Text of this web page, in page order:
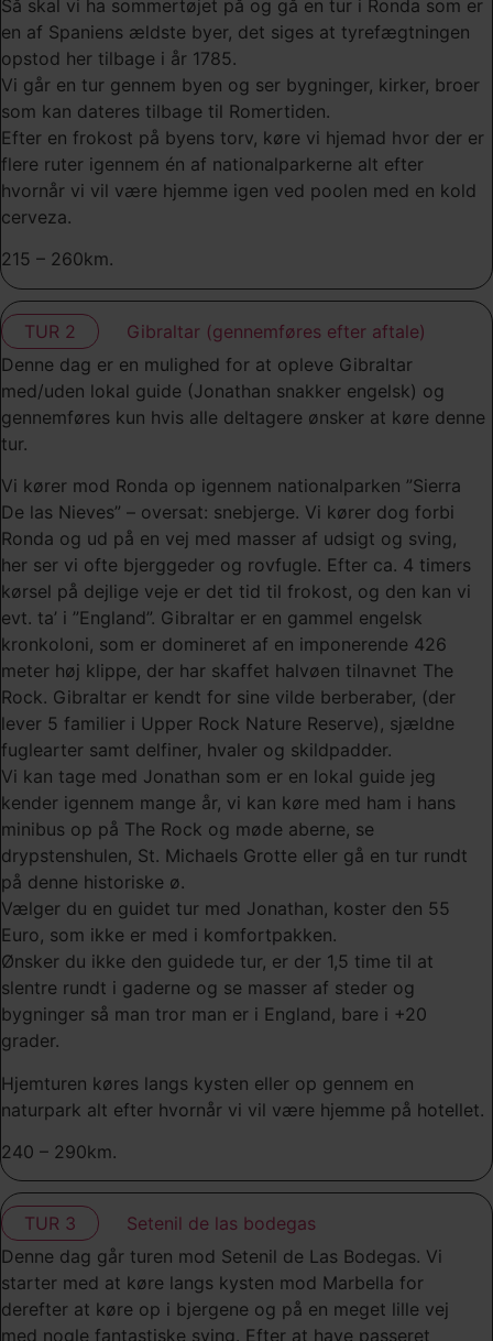
Så skal vi ha sommertøjet på og gå en tur i Ronda som er
en af Spaniens ældste byer, det siges at tyrefægtningen
opstod her tilbage i år 1785.
Vi går en tur gennem byen og ser bygninger, kirker, broer
som kan dateres tilbage til Romertiden.
Efter en frokost på byens torv, køre vi hjemad hvor der er
flere ruter igennem én af nationalparkerne alt efter
hvornår vi vil være hjemme igen ved poolen med en kold
cerveza.
215 – 260km.
TUR 2
Gibraltar (gennemføres efter aftale)
Denne dag er en mulighed for at opleve Gibraltar
med/uden lokal guide (Jonathan snakker engelsk) og
gennemføres kun hvis alle deltagere ønsker at køre denne
tur.
Vi kører mod Ronda op igennem nationalparken ”Sierra
De las Nieves” – oversat: snebjerge. Vi kører dog forbi
Ronda og ud på en vej med masser af udsigt og sving,
her ser vi ofte bjerggeder og rovfugle. Efter ca. 4 timers
kørsel på dejlige veje er det tid til frokost, og den kan vi
evt. ta’ i ”England”. Gibraltar er en gammel engelsk
kronkoloni, som er domineret af en imponerende 426
meter høj klippe, der har skaffet halvøen tilnavnet The
Rock. Gibraltar er kendt for sine vilde berberaber, (der
lever 5 familier i Upper Rock Nature Reserve), sjældne
fuglearter samt delfiner, hvaler og skildpadder.
Vi kan tage med Jonathan som er en lokal guide jeg
kender igennem mange år, vi kan køre med ham i hans
minibus op på The Rock og møde aberne, se
drypstenshulen, St. Michaels Grotte eller gå en tur rundt
på denne historiske ø.
Vælger du en guidet tur med Jonathan, koster den 55
Euro, som ikke er med i komfortpakken.
Ønsker du ikke den guidede tur, er der 1,5 time til at
slentre rundt i gaderne og se masser af steder og
bygninger så man tror man er i England, bare i +20
grader.
Hjemturen køres langs kysten eller op gennem en
naturpark alt efter hvornår vi vil være hjemme på hotellet.
240 – 290km.
TUR 3
Setenil de las bodegas
Denne dag går turen mod Setenil de Las Bodegas. Vi
starter med at køre langs kysten mod Marbella for
derefter at køre op i bjergene og på en meget lille vej
med nogle fantastiske sving. Efter at have passeret